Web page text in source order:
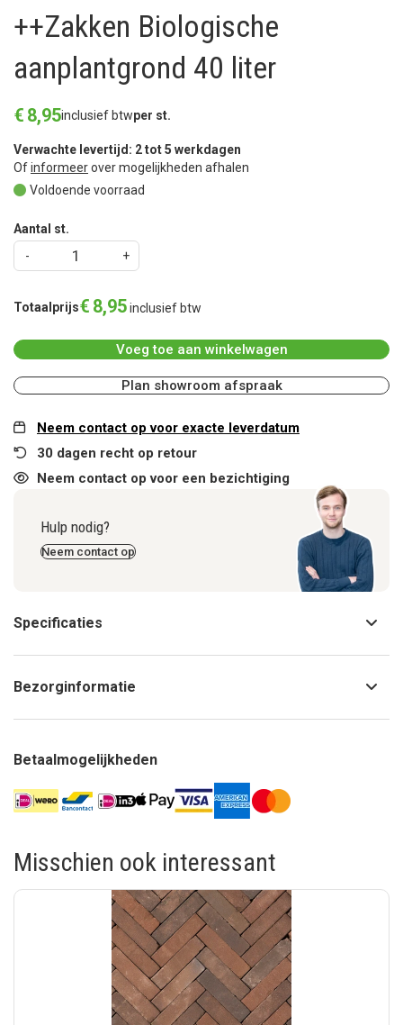
++Zakken Biologische
aanplantgrond 40 liter
€ 8,95inclusief btwper st.
Verwachte levertijd: 2 tot 5 werkdagen
Ofinformeerover mogelijkheden afhalen
Voldoende voorraad
Aantal st.
Totaalprijs€ 8,95inclusief btw
Voeg toe aan winkelwagen
Plan showroom afspraak
Neem contact op voor exacte leverdatum
30 dagen recht op retour
Neem contact op voor een bezichtiging
Hulp nodig?
Neem contact op
Specificaties
Bezorginformatie
Betaalmogelijkheden
Misschien ook interessant